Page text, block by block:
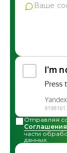
Отправляя
части
данных.